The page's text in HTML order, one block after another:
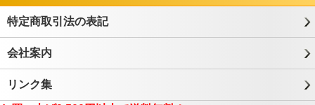
特定商取引法の表記
会社案内
リンク集